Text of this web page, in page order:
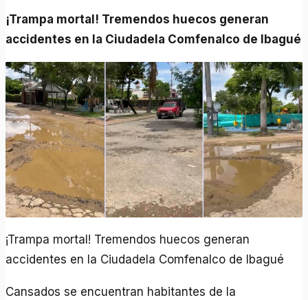
¡Trampa mortal! Tremendos huecos generan
accidentes en la Ciudadela Comfenalco de Ibagué
¡Trampa mortal! Tremendos huecos generan
accidentes en la Ciudadela Comfenalco de Ibagué
Cansados se encuentran habitantes de la